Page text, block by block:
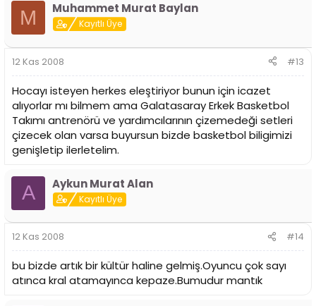
M Muhammet Murat Baylan
Kayıtlı Üye
12 Kas 2008 #13
Hocayı isteyen herkes eleştiriyor bunun için icazet
alıyorlar mı bilmem ama Galatasaray Erkek Basketbol
Takımı antrenörü ve yardımcılarının çizemedeği setleri
çizecek olan varsa buyursun bizde basketbol biligimizi
genişletip ilerletelim.
A Aykun Murat Alan
Kayıtlı Üye
12 Kas 2008 #14
bu bizde artık bir kültür haline gelmiş.Oyuncu çok sayı
atınca kral atamayınca kepaze.Bumudur mantık